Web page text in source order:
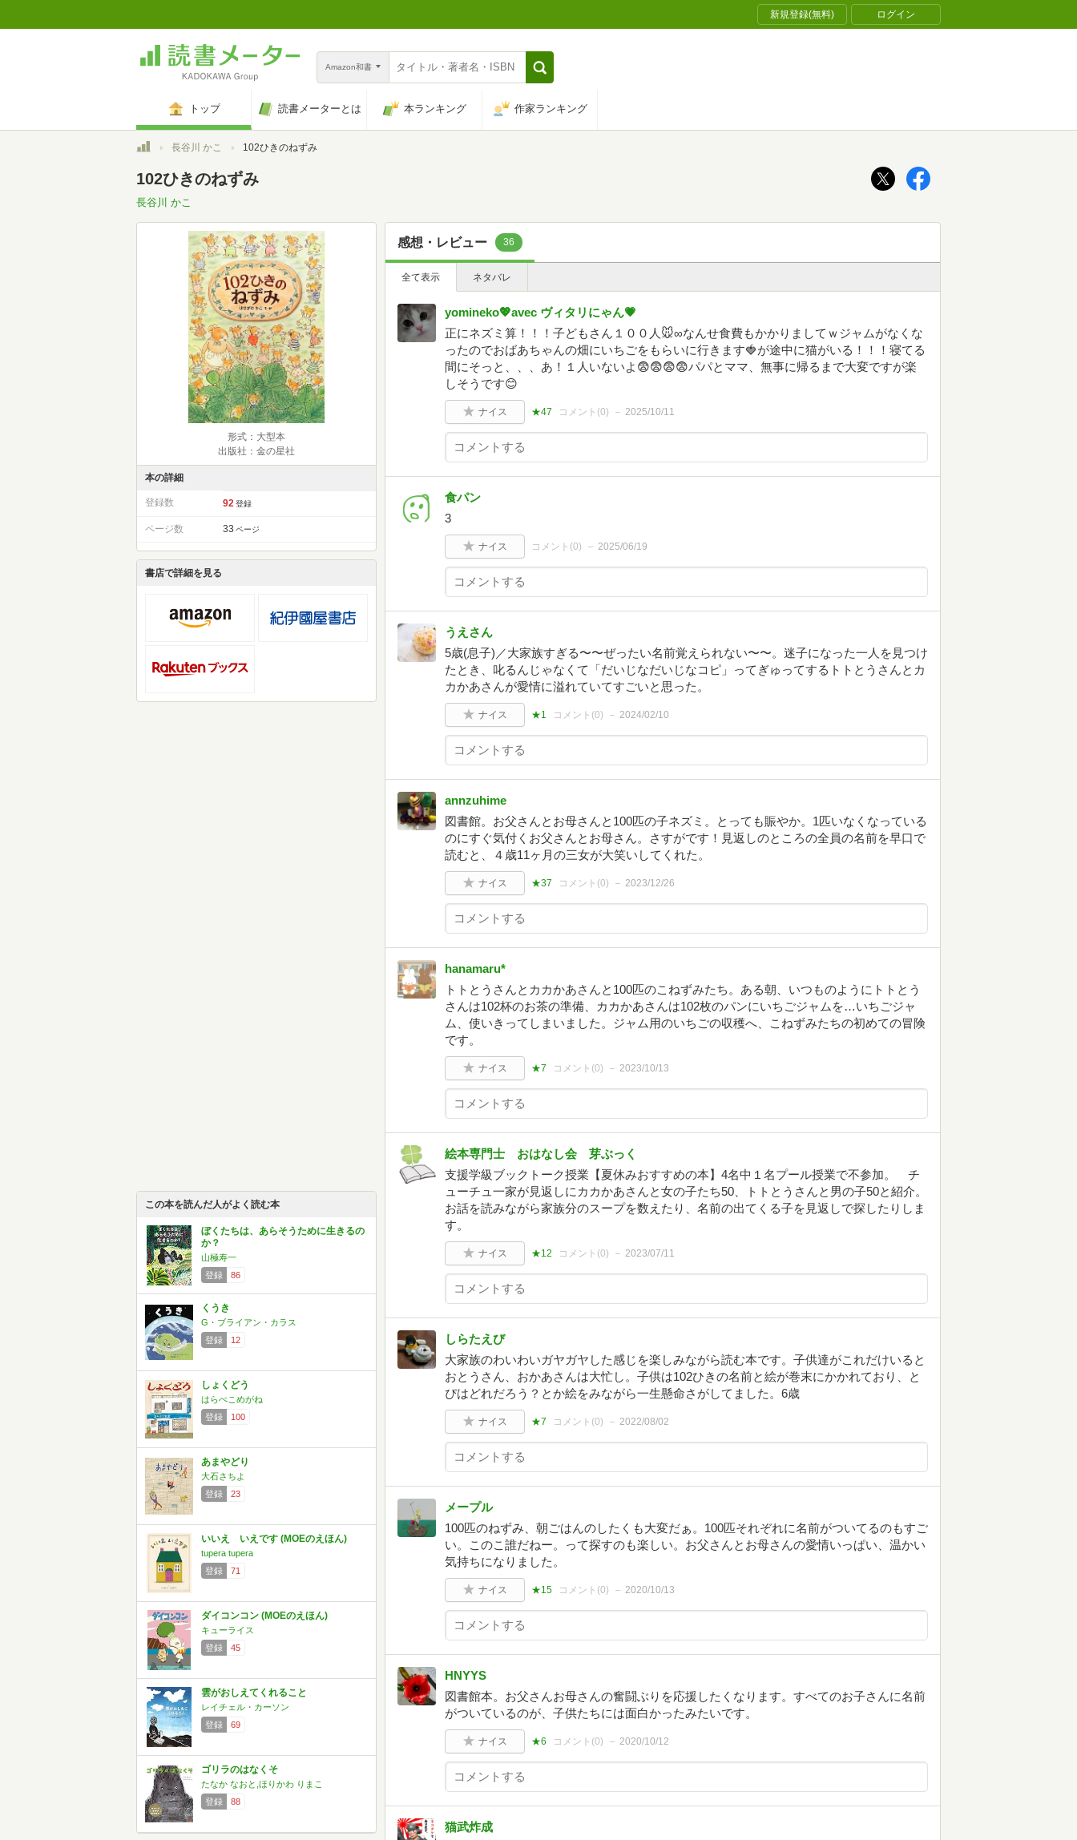
新規登録(無料) ログイン
Amazon和書
トップ 読書メーターとは 本ランキング 作家ランキング
トップ長谷川 かこ 102ひきのねずみ
102ひきのねずみ
長谷川 かこ
形式：大型本
出版社：金の星社
本の詳細
登録数 92 登録
ページ数 33 ページ
書店で詳細を見る
この本を読んだ人がよく読む本
ぼくたちは、あらそうために生きるの
か？
山極寿一
登録
86
くうき
G・ブライアン・カラス
登録
12
しょくどう
はらぺこめがね
登録
100
あまやどり
大石さちよ
登録
23
いいえ いえです (MOEのえほん)
tupera tupera
登録
71
ダイコンコン (MOEのえほん)
キューライス
登録
45
雲がおしえてくれること
レイチェル・カーソン
登録
69
ゴリラのはなくそ
たなか なおと,ほりかわ りまこ
登録
88
感想・レビュー 36
全て表示 ネタバレ
yomineko💖avec ヴィタリにゃん💗
正にネズミ算！！！子どもさん１００人🐭∞なんせ食費もかかりましてｗジャムがなくな
ったのでおばあちゃんの畑にいちごをもらいに行きます🍓が途中に猫がいる！！！寝てる
間にそっと、、、あ！１人いないよ😨😨😨😨パパとママ、無事に帰るまで大変ですが楽
しそうです😊
ナイス ★47 コメント(0) 2025/10/11
食パン
3
ナイス コメント(0) 2025/06/19
うえさん
5歳(息子)／大家族すぎる〜〜ぜったい名前覚えられない〜〜。迷子になった一人を見つけ
たとき、叱るんじゃなくて「だいじなだいじなコピ」ってぎゅってするトトとうさんとカ
カかあさんが愛情に溢れていてすごいと思った。
ナイス ★1 コメント(0) 2024/02/10
annzuhime
図書館。お父さんとお母さんと100匹の子ネズミ。とっても賑やか。1匹いなくなっている
のにすぐ気付くお父さんとお母さん。さすがです！見返しのところの全員の名前を早口で
読むと、４歳11ヶ月の三女が大笑いしてくれた。
ナイス ★37 コメント(0) 2023/12/26
hanamaru*
トトとうさんとカカかあさんと100匹のこねずみたち。ある朝、いつものようにトトとう
さんは102杯のお茶の準備、カカかあさんは102枚のパンにいちごジャムを…いちごジャ
ム、使いきってしまいました。ジャム用のいちごの収穫へ、こねずみたちの初めての冒険
です。
ナイス ★7 コメント(0) 2023/10/13
絵本専門士 おはなし会 芽ぶっく
支援学級ブックトーク授業【夏休みおすすめの本】4名中１名プール授業で不参加。 チ
ューチュ一家が見返しにカカかあさんと女の子たち50、トトとうさんと男の子50と紹介。
お話を読みながら家族分のスープを数えたり、名前の出てくる子を見返しで探したりしま
す。
ナイス ★12 コメント(0) 2023/07/11
しらたえび
大家族のわいわいガヤガヤした感じを楽しみながら読む本です。子供達がこれだけいると
おとうさん、おかあさんは大忙し。子供は102ひきの名前と絵が巻末にかかれており、と
ぴはどれだろう？とか絵をみながら一生懸命さがしてました。6歳
ナイス ★7 コメント(0) 2022/08/02
メープル
100匹のねずみ、朝ごはんのしたくも大変だぁ。100匹それぞれに名前がついてるのもすご
い。このこ誰だねー。って探すのも楽しい。お父さんとお母さんの愛情いっぱい、温かい
気持ちになりました。
ナイス ★15 コメント(0) 2020/10/13
HNYYS
図書館本。お父さんお母さんの奮闘ぶりを応援したくなります。すべてのお子さんに名前
がついているのが、子供たちには面白かったみたいです。
ナイス ★6 コメント(0) 2020/10/12
猫武炸成